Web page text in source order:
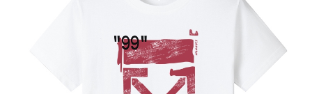
每筆NT$120，滿NT$1,200(含以上)免運費